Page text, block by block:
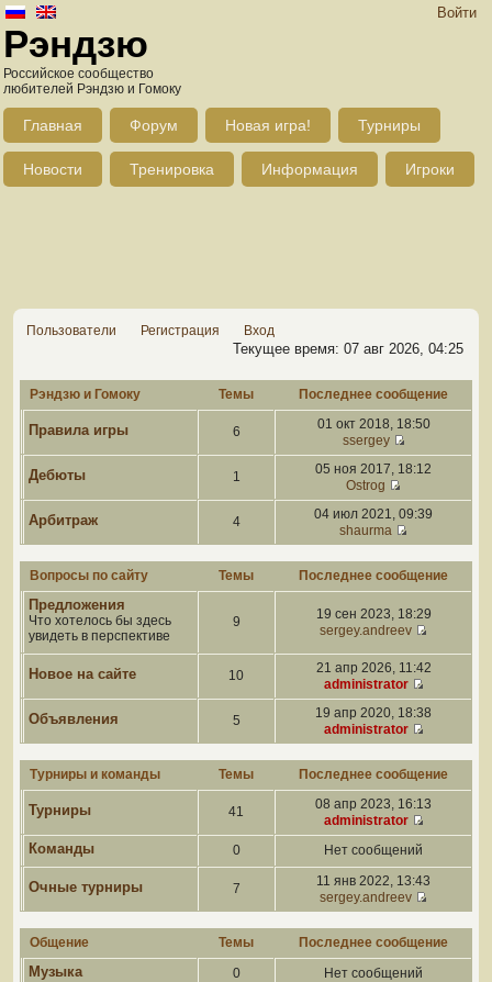
Войти
Рэндзю
Российское сообщество
любителей Рэндзю и Гомоку
Главная Форум Новая игра! Турниры
Новости Тренировка Информация Игроки
Пользователи Регистрация Вход
Текущее время: 07 авг 2026, 04:25
Рэндзю и Гомоку Темы Последнее сообщение
Правила игры 6
01 окт 2018, 18:50
ssergey
Дебюты 1
05 ноя 2017, 18:12
Ostrog
Арбитраж 4
04 июл 2021, 09:39
shaurma
Вопросы по сайту Темы Последнее сообщение
Предложения
Что хотелось бы здесь
увидеть в перспективе
9
19 сен 2023, 18:29
sergey.andreev
Новое на сайте 10
21 апр 2026, 11:42
administrator
Объявления 5
19 апр 2020, 18:38
administrator
Турниры и команды Темы Последнее сообщение
Турниры 41
08 апр 2023, 16:13
administrator
Команды 0 Нет сообщений
Очные турниры 7
11 янв 2022, 13:43
sergey.andreev
Общение Темы Последнее сообщение
Музыка 0 Нет сообщений